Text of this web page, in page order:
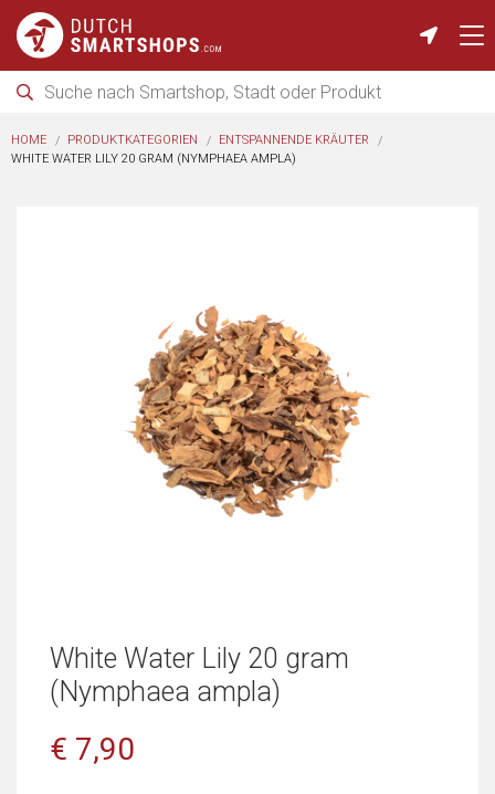
HOME PRODUKTKATEGORIEN
ENTSPANNENDE KRÄUTER
WHITE WATER LILY 20 GRAM (NYMPHAEA AMPLA)
White Water Lily 20 gram
(Nymphaea ampla)
€ 7,90